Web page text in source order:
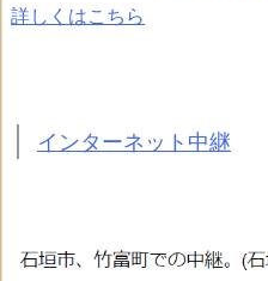
詳しくはこちら
インターネット中継